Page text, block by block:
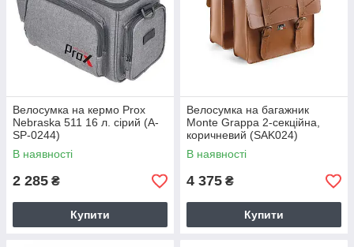
Велосумка на кермо Prox
Nebraska 511 16 л. сірий (A-
SP-0244)
В наявності
2 285 ₴
Купити
Велосумка на багажник
Monte Grappa 2-секційна,
коричневий (SAK024)
В наявності
4 375 ₴
Купити